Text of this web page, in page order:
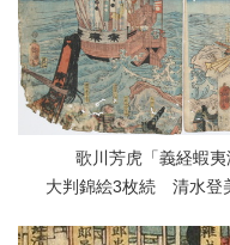
歌川芳虎「義経蝦
大判錦絵3枚続 清水登